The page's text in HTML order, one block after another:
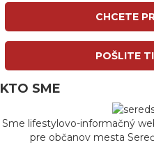
CHCETE
POŠLITE
KTO SME
Sme lifestylovo-informačný
pre občanov mesta